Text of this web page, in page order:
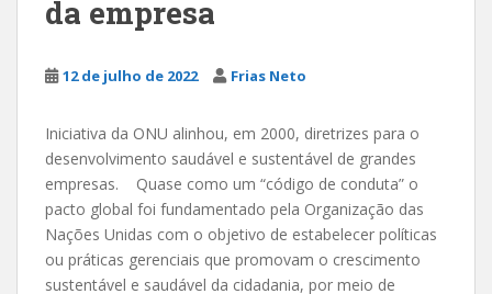
da empresa
12 de julho de 2022 Frias Neto
Iniciativa da ONU alinhou, em 2000, diretrizes para o
desenvolvimento saudável e sustentável de grandes
empresas. Quase como um “código de conduta” o
pacto global foi fundamentado pela Organização das
Nações Unidas com o objetivo de estabelecer políticas
ou práticas gerenciais que promovam o crescimento
sustentável e saudável da cidadania, por meio de